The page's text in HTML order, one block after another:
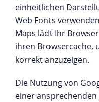
einheitlichen
Web Fonts
Maps lädt Ihr
ihren Browsercache,
korrekt anzuzeigen.
Die Nutzung von
einer